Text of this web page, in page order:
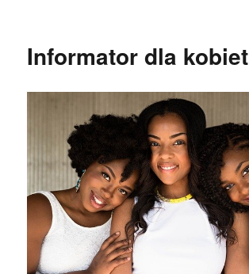
Informator dla kobiet